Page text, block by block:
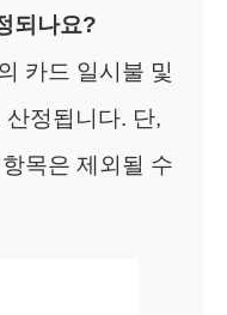
되나요?
카드 일시불 및
정됩니다. 단,
목은 제외될 수